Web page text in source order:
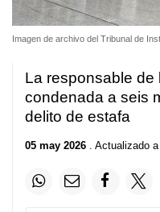
Imagen de archivo del Tribunal de
La responsable de
condenada a seis
delito de estafa
05 may 2026 . Actualizado